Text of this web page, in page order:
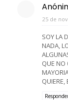
25 de
SOY LA
NADA,
QUE NO
QUIERE,